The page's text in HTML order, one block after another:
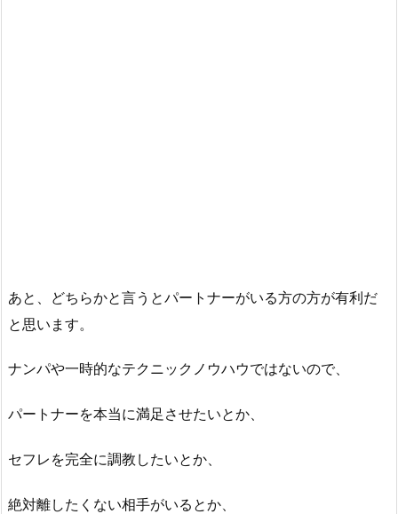
あと、どちらかと言うとパートナーがいる方の方が有利だ
と思います。
ナンパや一時的なテクニックノウハウではないので、
パートナーを本当に満足させたいとか、
セフレを完全に調教したいとか、
絶対離したくない相手がいるとか、